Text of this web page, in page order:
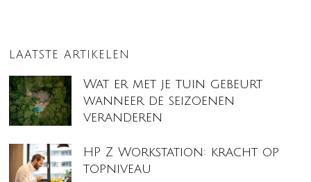
LAATSTE ARTIKELEN
Wat er met je tuin gebeurt
wanneer de seizoenen
veranderen
HP Z Workstation: kracht op
topniveau